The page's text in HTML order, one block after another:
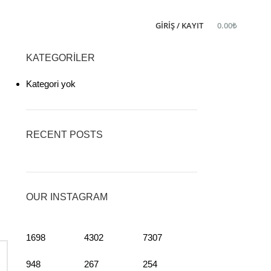
GIRIŞ / KAYIT 0.00₺
KATEGORILER
Kategori yok
RECENT POSTS
OUR INSTAGRAM
1698
948
4302
267
7307
254